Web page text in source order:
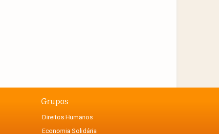
Grupos
Direitos Humanos
Economia Solidária